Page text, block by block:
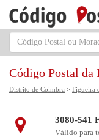
Código Postal da
Distrito de Coimbra > Figueira
3080-541
Válido para